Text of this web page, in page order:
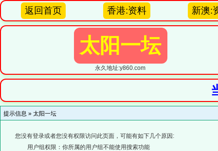
返回首页 香港:资料 新澳:
太阳一坛
永久地址:y860.com
提示信息 » 太阳一坛
您没有登录或者您没有权限访问此页面，可能有如下几个原因:
用户组权限：你所属的用户组不能使用搜索功能